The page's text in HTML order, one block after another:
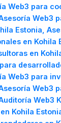
Web3 para
Web3
Estonia,
en Kohila
en
Web3 para
Web3
Web3
Kohila